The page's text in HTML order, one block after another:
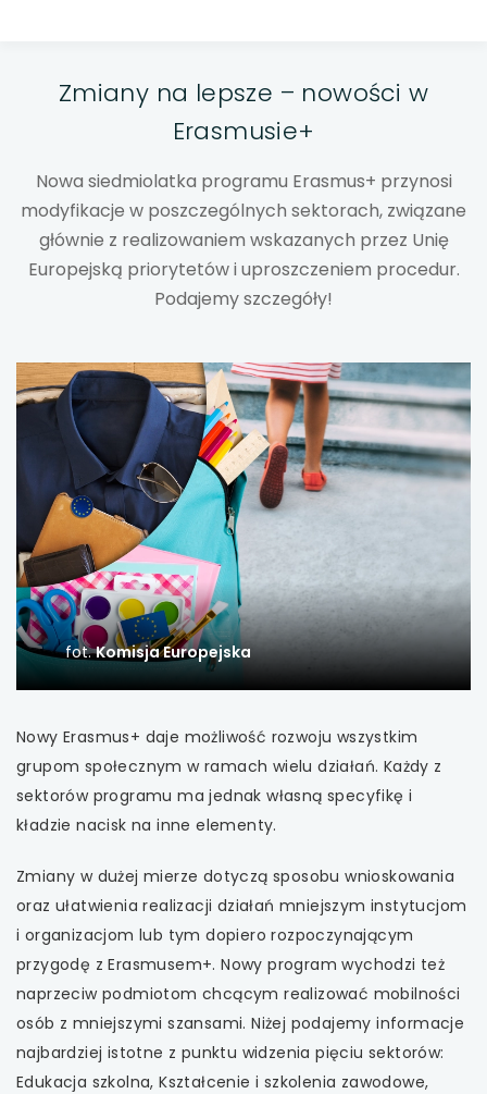
uwaga, link otwiera się w nowej karcie
uwaga, link otwiera się w nowej karcie
uwaga, link otwiera się w nowej karcie
uwaga, link otwiera się w nowej karcie
uwaga, link otwiera się w nowej karcie
uwaga, link otwiera się w nowej karcie
uwaga, link otwiera się w nowej karcie
uwaga, link otwiera się w nowej karcie
uwaga, link otwiera się w nowej karcie
uwaga, link otwiera się w nowej karcie
uwaga, link otwiera się w nowej karcie
uwaga, link otwiera się w nowej karcie
uwaga, link otwiera się w nowej karcie
uwaga, link otwiera się w nowej karcie
uwaga, link otwiera się w nowej karcie
uwaga, link otwiera się w nowej karcie
uwaga, link otwiera się w nowej karcie
Zmiany na lepsze – nowości w
Erasmusie+
Nowa siedmiolatka programu Erasmus+ przynosi
modyfikacje w poszczególnych sektorach, związane
głównie z realizowaniem wskazanych przez Unię
Europejską priorytetów i uproszczeniem procedur.
Podajemy szczegóły!
fot.Komisja Europejska
Nowy Erasmus+ daje możliwość rozwoju wszystkim
grupom społecznym w ramach wielu działań. Każdy z
sektorów programu ma jednak własną specyfikę i
kładzie nacisk na inne elementy.
Zmiany w dużej mierze dotyczą sposobu wnioskowania
oraz ułatwienia realizacji działań mniejszym instytucjom
i organizacjom lub tym dopiero rozpoczynającym
przygodę z Erasmusem+. Nowy program wychodzi też
naprzeciw podmiotom chcącym realizować mobilności
osób z mniejszymi szansami. Niżej podajemy informacje
najbardziej istotne z punktu widzenia pięciu sektorów:
Edukacja szkolna, Kształcenie i szkolenia zawodowe,